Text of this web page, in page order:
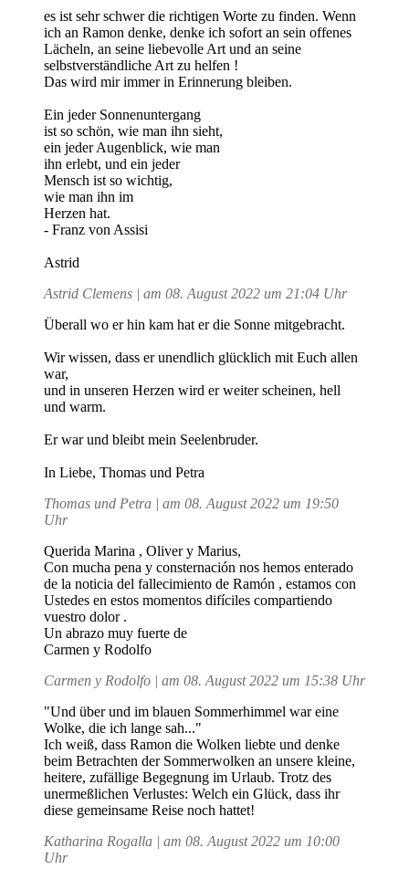
es ist sehr schwer die richtigen Worte zu finden. Wenn
ich an Ramon denke, denke ich sofort an sein offenes
Lächeln, an seine liebevolle Art und an seine
selbstverständliche Art zu helfen !
Das wird mir immer in Erinnerung bleiben.
Ein jeder Sonnenuntergang
ist so schön, wie man ihn sieht,
ein jeder Augenblick, wie man
ihn erlebt, und ein jeder
Mensch ist so wichtig,
wie man ihn im
Herzen hat.
- Franz von Assisi
Astrid
Astrid Clemens | am 08. August 2022 um 21:04 Uhr
Überall wo er hin kam hat er die Sonne mitgebracht.
Wir wissen, dass er unendlich glücklich mit Euch allen
war,
und in unseren Herzen wird er weiter scheinen, hell
und warm.
Er war und bleibt mein Seelenbruder.
In Liebe, Thomas und Petra
Thomas und Petra | am 08. August 2022 um 19:50
Uhr
Querida Marina , Oliver y Marius,
Con mucha pena y consternación nos hemos enterado
de la noticia del fallecimiento de Ramón , estamos con
Ustedes en estos momentos difíciles compartiendo
vuestro dolor .
Un abrazo muy fuerte de
Carmen y Rodolfo
Carmen y Rodolfo | am 08. August 2022 um 15:38 Uhr
"Und über und im blauen Sommerhimmel war eine
Wolke, die ich lange sah..."
Ich weiß, dass Ramon die Wolken liebte und denke
beim Betrachten der Sommerwolken an unsere kleine,
heitere, zufällige Begegnung im Urlaub. Trotz des
unermeßlichen Verlustes: Welch ein Glück, dass ihr
diese gemeinsame Reise noch hattet!
Katharina Rogalla | am 08. August 2022 um 10:00
Uhr